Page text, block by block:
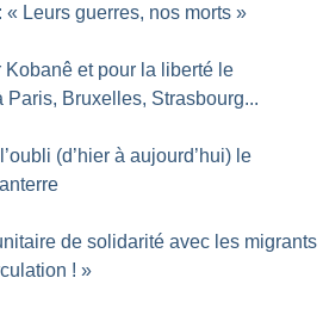
« Leurs guerres, nos morts »
Kobanê et pour la liberté le
Paris, Bruxelles, Strasbourg...
(d’hier à aujourd’hui) le
de solidarité avec les migrants
! »